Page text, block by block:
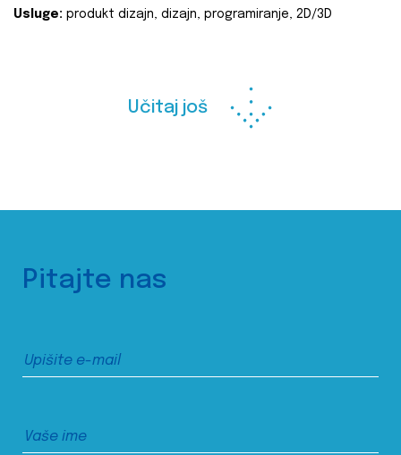
Usluge: produkt dizajn, dizajn, programiranje, 2D/3D
Učitaj još
Pitajte nas